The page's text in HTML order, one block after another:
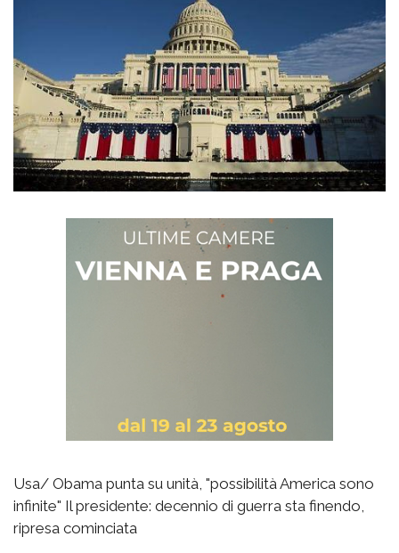
Usa/ Obama punta su unità, "possibilità America sono
infinite" Il presidente: decennio di guerra sta finendo,
ripresa cominciata